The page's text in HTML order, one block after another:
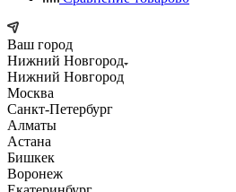
Ваш город
Нижний Новгород
Нижний Новгород
Москва
Санкт-Петербург
Алматы
Астана
Бишкек
Воронеж